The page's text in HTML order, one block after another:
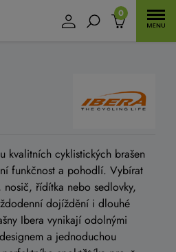
0
kvalitních cyklistických brašen
funkčnost a pohodlí. Vybírat
nosič, řídítka nebo sedlovky,
dojíždění i dlouhé
Ibera vynikají odolnými
a jednoduchou